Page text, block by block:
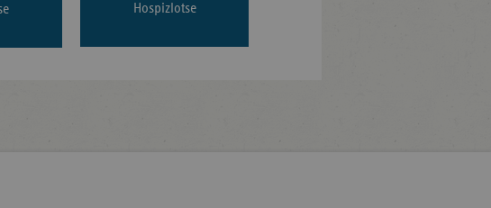
Hospizlotse